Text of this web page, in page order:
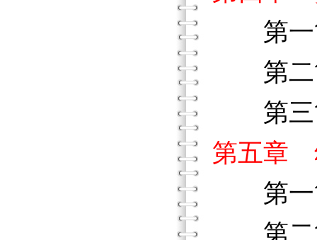
第一
第二
第三
第五章
第一
第二